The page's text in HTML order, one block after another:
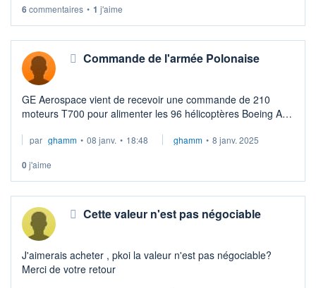
target : 195-200.
6commentaires • 1 j'aime
Commande de l'armée Polonaise
GE Aerospace vient de recevoir une commande de 210
moteurs T700 pour alimenter les 96 hélicoptères Boeing AH-
par ghamm • 08 janv. • 18:48 ghamm • 8 janv. 2025
0j'aime
Cette valeur n'est pas négociable
J'aimerais acheter , pkoi la valeur n'est pas négociable?
Merci de votre retour